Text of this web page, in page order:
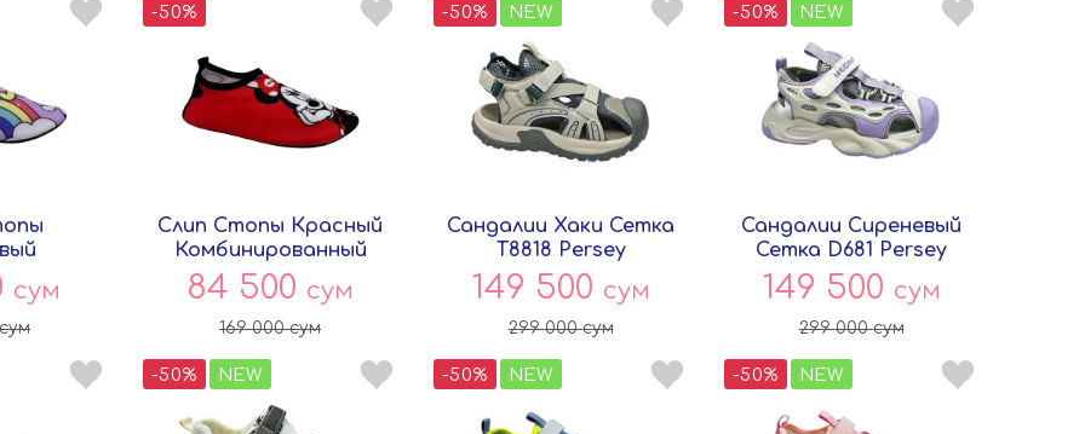
сум
сум
-50%
Слип Стопы Красный
Комбинированный
00075811 Persey
84 500 сум
169 000сум
-50% NEW
Сандалии Хаки Сетка
T8818 Persey
149 500 сум
299 000сум
-50% NEW
Сандалии Сиреневый
Сетка D681 Persey
149 500 сум
299 000сум
-50% NEW -50% NEW -50% NEW